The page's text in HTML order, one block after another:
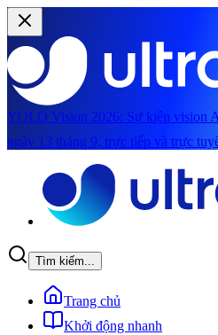
YOLO Vision 2026: Sự kiện vision
ngày 13 tháng 9, trực tiếp và trực
Tìm kiếm...
Trang chủ
Khởi động nhanh